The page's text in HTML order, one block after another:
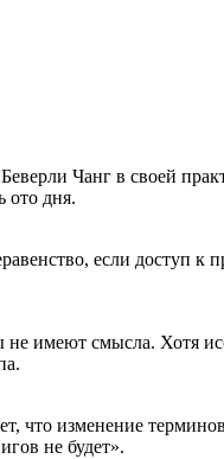
Чанг в своей
ото дня.
если доступ к
имеют смысла. Хотя
что изменение
не будет».